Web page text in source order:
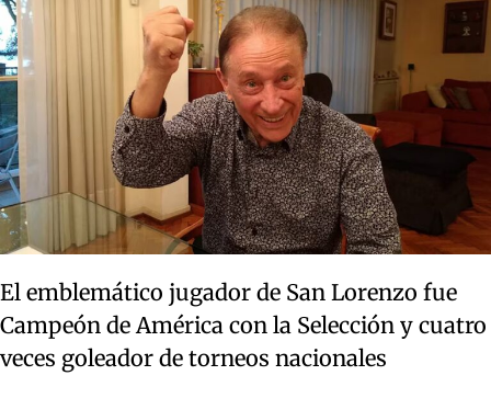
El emblemático jugador de San Lorenzo fue
Campeón de América con la Selección y cuatro
veces goleador de torneos nacionales